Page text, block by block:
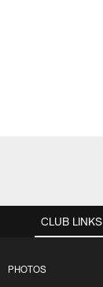
CLUB LINKS
PHOTOS